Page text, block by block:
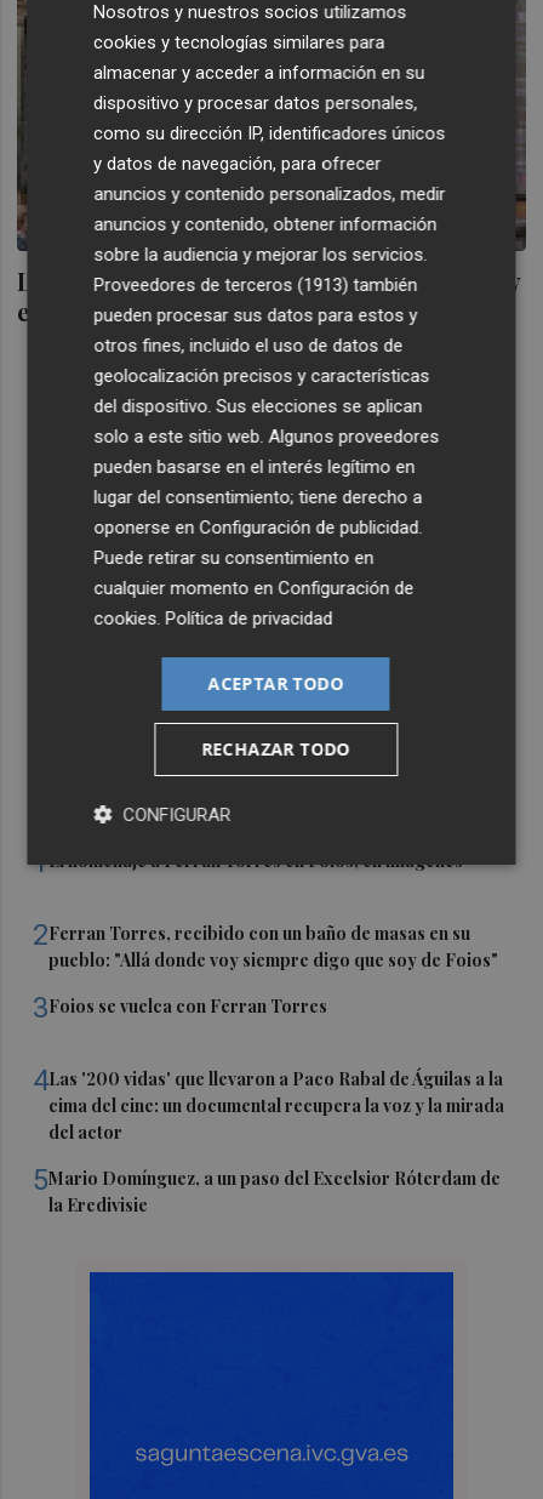
La prima de riesgo supera los 550 puntos y
el bono toca el 6,9%
Últimas Noticias
1El homenaje a Ferran Torres en Foios, en imágenes
2Ferran Torres, recibido con un baño de masas en su
pueblo: "Allá donde voy siempre digo que soy de Foios"
3Foios se vuelca con Ferran Torres
4Las '200 vidas' que llevaron a Paco Rabal de Águilas a la
cima del cine: un documental recupera la voz y la mirada
del actor
5Mario Domínguez, a un paso del Excelsior Róterdam de
la Eredivisie
Nosotros y nuestros socios utilizamos
cookies y tecnologías similares para
almacenar y acceder a información en su
dispositivo y procesar datos personales,
como su dirección IP, identificadores únicos
y datos de navegación, para ofrecer
anuncios y contenido personalizados, medir
anuncios y contenido, obtener información
sobre la audiencia y mejorar los servicios.
Proveedores de terceros (1913) también
pueden procesar sus datos para estos y
otros fines, incluido el uso de datos de
geolocalización precisos y características
del dispositivo. Sus elecciones se aplican
solo a este sitio web. Algunos proveedores
pueden basarse en el interés legítimo en
lugar del consentimiento; tiene derecho a
oponerse enConfiguración de publicidad.
Puede retirar su consentimiento en
cualquier momento enConfiguración de
cookies.Política de privacidad
ACEPTAR TODO
RECHAZAR TODO
CONFIGURAR